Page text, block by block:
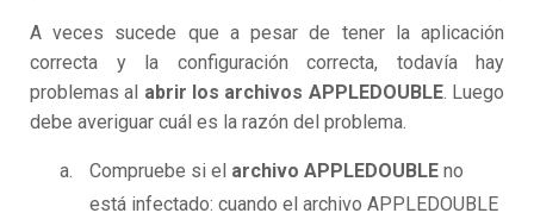
A veces sucede que a pesar de tener la aplicación
correcta y la configuración correcta, todavía hay
problemas al abrir los archivos APPLEDOUBLE. Luego
debe averiguar cuál es la razón del problema.
Compruebe si el archivo APPLEDOUBLE no
está infectado: cuando el archivo APPLEDOUBLE